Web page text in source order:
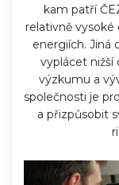
kam patří
relativně
energiích. Jiná
vyplácet nižší
výzkumu a
společnosti je
a přizpůsobit